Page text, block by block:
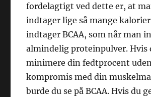
fordelagtigt ved dette er, at
indtager lige så mange
indtager BCAA, som når man
almindelig proteinpulver. Hvis
minimere din fedtprocent
kompromis med din
burde du se på BCAA. Hvis du